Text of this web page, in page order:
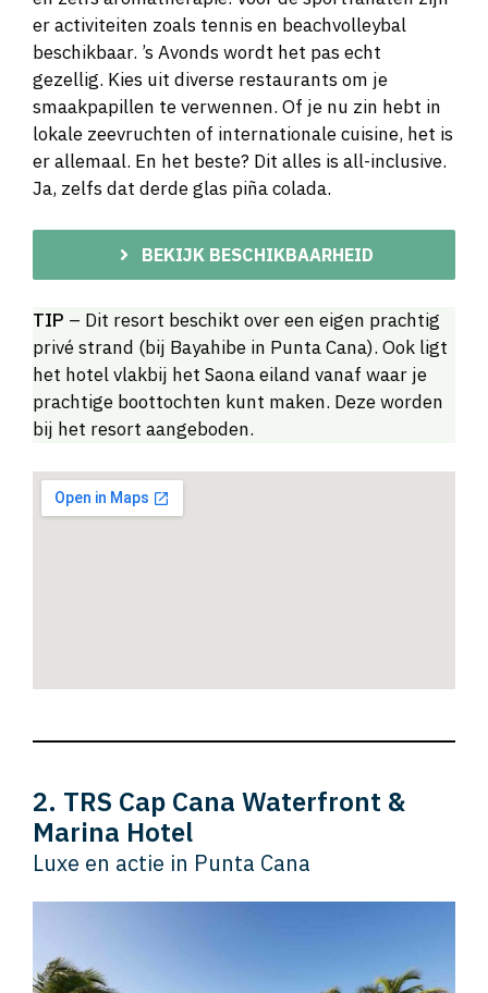
er activiteiten zoals tennis en beachvolleybal
beschikbaar. ’s Avonds wordt het pas echt
gezellig. Kies uit diverse restaurants om je
smaakpapillen te verwennen. Of je nu zin hebt in
lokale zeevruchten of internationale cuisine, het is
er allemaal. En het beste? Dit alles is all-inclusive.
Ja, zelfs dat derde glas piña colada.
BEKIJK BESCHIKBAARHEID
TIP – Dit resort beschikt over een eigen prachtig
privé strand (bij Bayahibe in Punta Cana). Ook ligt
het hotel vlakbij het Saona eiland vanaf waar je
prachtige boottochten kunt maken. Deze worden
bij het resort aangeboden.
2. TRS Cap Cana Waterfront &
Marina Hotel
Luxe en actie in Punta Cana